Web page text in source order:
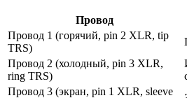
Провод
Провод 1 (горячий, pin 2 XLR, tip
TRS)
Провод 2 (холодный, pin 3 XLR,
ring TRS)
Провод 3 (экран, pin 1 XLR, sleeve